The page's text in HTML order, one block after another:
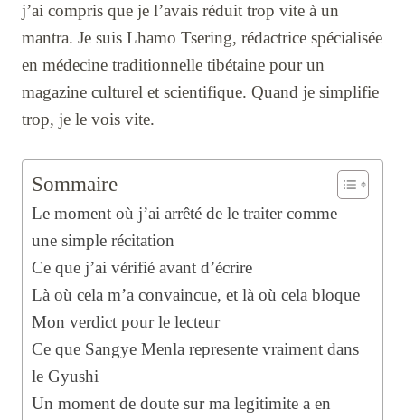
j’ai compris que je l’avais réduit trop vite à un
mantra. Je suis Lhamo Tsering, rédactrice spécialisée
en médecine traditionnelle tibétaine pour un
magazine culturel et scientifique. Quand je simplifie
trop, je le vois vite.
Sommaire
Le moment où j’ai arrêté de le traiter comme
une simple récitation
Ce que j’ai vérifié avant d’écrire
Là où cela m’a convaincue, et là où cela bloque
Mon verdict pour le lecteur
Ce que Sangye Menla represente vraiment dans
le Gyushi
Un moment de doute sur ma legitimite a en